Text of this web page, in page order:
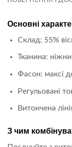
Основні
Склад: 55%
Тканина:
Фасон: максі
Регульовані
Витончена
З чим